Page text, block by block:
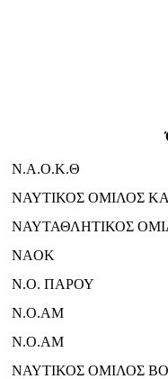
Ν.Α.Ο.Κ.Θ
ΝΑΥΤΙΚΟΣ ΟΜΙΛΟΣ
ΝΑΥΤΑΘΛΗΤΙΚΟΣ
NAOK
Ν.Ο. ΠΑΡΟΥ
N.O.AM
N.O.AM
ΝΑΥΤΙΚΟΣ ΟΜΙΛΟΣ